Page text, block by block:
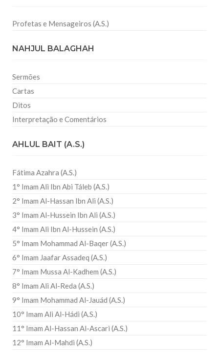
Profetas e Mensageiros (A.S.)
NAHJUL BALAGHAH
Sermões
Cartas
Ditos
Interpretação e Comentários
AHLUL BAIT (A.S.)
Fátima Azahra (A.S.)
1° Imam Ali Ibn Abi Táleb (A.S.)
2° Imam Al-Hassan Ibn Ali (A.S.)
3° Imam Al-Hussein Ibn Ali (A.S.)
4° Imam Ali Ibn Al-Hussein (A.S.)
5° Imam Mohammad Al-Baqer (A.S.)
6° Imam Jaafar Assadeq (A.S.)
7° Imam Mussa Al-Kadhem (A.S.)
8° Imam Ali Al-Reda (A.S.)
9° Imam Mohammad Al-Jauád (A.S.)
10° Imam Ali Al-Hádi (A.S.)
11° Imam Al-Hassan Al-Ascari (A.S.)
12° Imam Al-Mahdi (A.S.)